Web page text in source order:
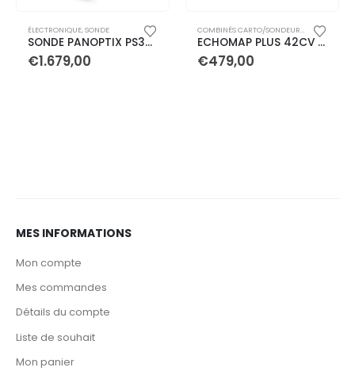
ÉLECTRONIQUE,SONDE
SONDE PANOPTIX PS30 DOWN
€1.679,00
COMBINÉS CARTO/SONDEUR
,
ECHOMAP PLUS 42CV + SONDE GT20-TM
€479,00
MES INFORMATIONS
Mon compte
Mes commandes
Détails du compte
Liste de souhait
Mon panier